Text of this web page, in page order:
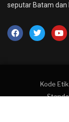
seputar Batam dan
Kode